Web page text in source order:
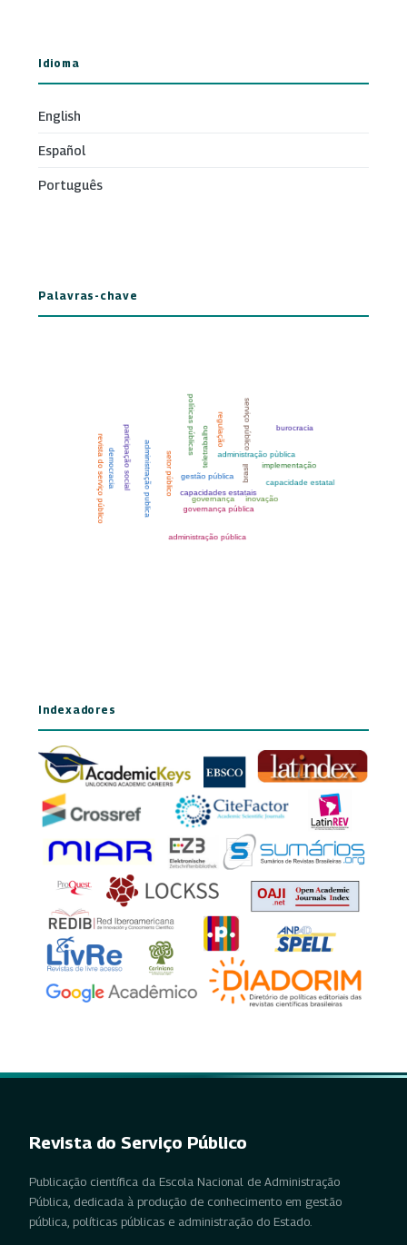
Idioma
English
Español
Português
Palavras-chave
Indexadores
Revista do Serviço Público
Publicação científica da Escola Nacional de Administração
Pública, dedicada à produção de conhecimento em gestão
pública, políticas públicas e administração do Estado.